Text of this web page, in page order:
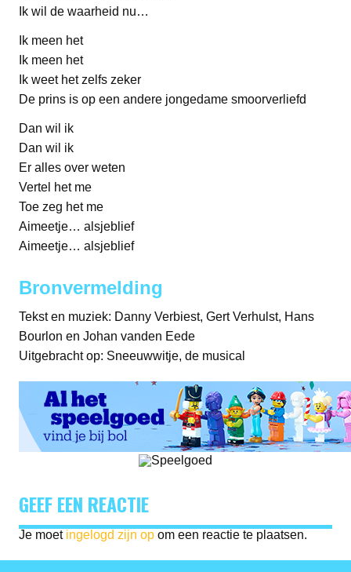
Ik wil de waarheid nu…
Ik meen het
Ik meen het
Ik weet het zelfs zeker
De prins is op een andere jongedame smoorverliefd
Dan wil ik
Dan wil ik
Er alles over weten
Vertel het me
Toe zeg het me
Aimeetje… alsjeblief
Aimeetje… alsjeblief
Bronvermelding
Tekst en muziek: Danny Verbiest, Gert Verhulst, Hans
Bourlon en Johan vanden Eede
Uitgebracht op: Sneeuwwitje, de musical
GEEF EEN REACTIE
Je moet ingelogd zijn op om een reactie te plaatsen.